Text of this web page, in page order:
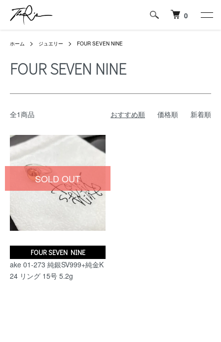
0
ホーム ジュエリー FOUR SEVEN NINE
FOUR SEVEN NINE
全1商品 おすすめ順 価格順 新着順
FOUR SEVEN NINE
ake 01-273 純銀SV999+純金K
24 リング 15号 5.2g
SOLD OUT